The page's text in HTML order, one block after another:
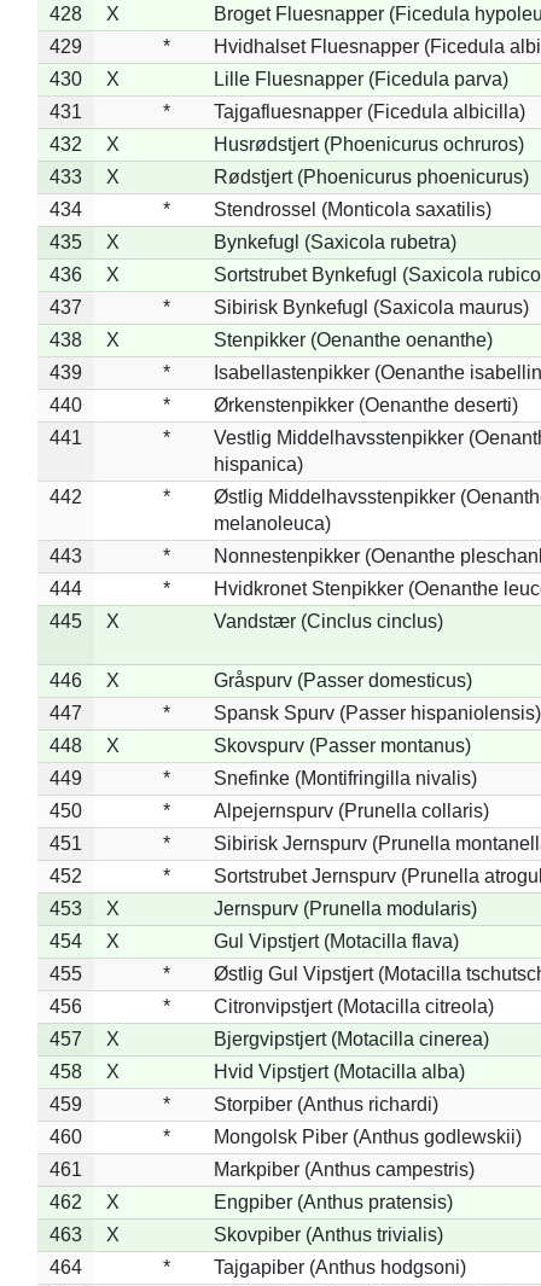
428
X
Broget Fluesnapper (Ficedula
429
*
Hvidhalset Fluesnapper (Ficedula
430
X
Lille Fluesnapper (Ficedula parva)
431
*
Tajgafluesnapper (Ficedula albicilla)
432
X
Husrødstjert (Phoenicurus ochruros)
433
X
Rødstjert (Phoenicurus phoenicurus)
434
*
Stendrossel (Monticola saxatilis)
435
X
Bynkefugl (Saxicola rubetra)
436
X
Sortstrubet Bynkefugl (Saxicola
437
*
Sibirisk Bynkefugl (Saxicola maurus)
438
X
Stenpikker (Oenanthe oenanthe)
439
*
Isabellastenpikker (Oenanthe
440
*
Ørkenstenpikker (Oenanthe deserti)
441
*
Vestlig Middelhavsstenpikker
hispanica)
442
*
Østlig Middelhavsstenpikker
melanoleuca)
443
*
Nonnestenpikker (Oenanthe
444
*
Hvidkronet Stenpikker (Oenanthe
445
X Vandstær (Cinclus cinclus)
446 X
Gråspurv (Passer domesticus)
447
*
Spansk Spurv (Passer hispaniolensis)
448
X
Skovspurv (Passer montanus)
449
*
Snefinke (Montifringilla nivalis)
450
*
Alpejernspurv (Prunella collaris)
451
*
Sibirisk Jernspurv (Prunella
452
*
Sortstrubet Jernspurv (Prunella
453
X
Jernspurv (Prunella modularis)
454
X
Gul Vipstjert (Motacilla flava)
455
*
Østlig Gul Vipstjert (Motacilla
456
*
Citronvipstjert (Motacilla citreola)
457
X
Bjergvipstjert (Motacilla cinerea)
458
X
Hvid Vipstjert (Motacilla alba)
459
*
Storpiber (Anthus richardi)
460
*
Mongolsk Piber (Anthus godlewskii)
461
Markpiber (Anthus campestris)
462
X
Engpiber (Anthus pratensis)
463
X
Skovpiber (Anthus trivialis)
464
*
Tajgapiber (Anthus hodgsoni)